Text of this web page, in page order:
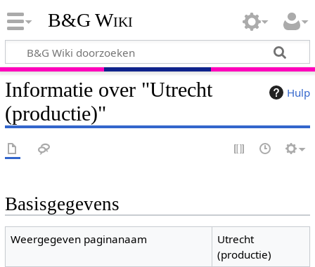
B&G Wiki
Hulp
Informatie over "Utrecht
(productie)"
Basisgegevens
Weergegeven paginanaam
Utrecht
(productie)